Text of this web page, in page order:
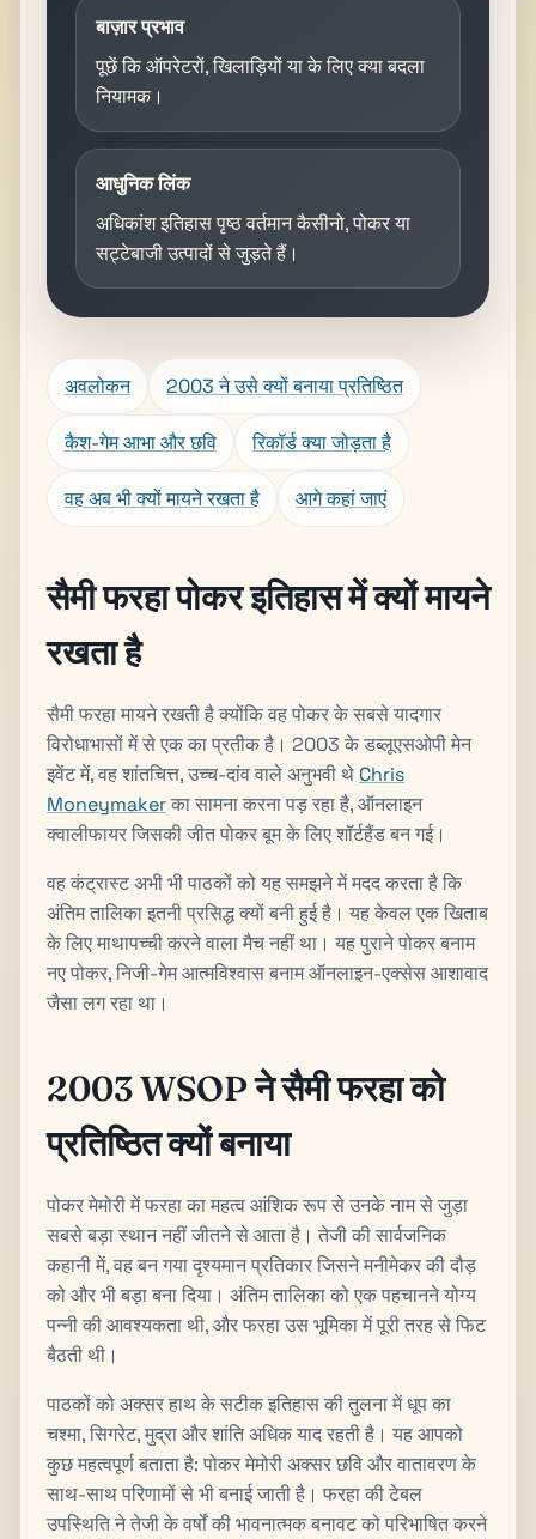
बाज़ार प्रभाव
पूछें कि ऑपरेटरों, खिलाड़ियों या के लिए क्या बदला
नियामक।
आधुनिक लिंक
अधिकांश इतिहास पृष्ठ वर्तमान कैसीनो, पोकर या
सट्टेबाजी उत्पादों से जुड़ते हैं।
अवलोकन 2003 ने उसे क्यों बनाया प्रतिष्ठित
कैश-गेम आभा और छवि रिकॉर्ड क्या जोड़ता है
वह अब भी क्यों मायने रखता है आगे कहां जाएं
सैमी फरहा पोकर इतिहास में क्यों मायने
रखता है
सैमी फरहा मायने रखती है क्योंकि वह पोकर के सबसे यादगार
विरोधाभासों में से एक का प्रतीक है। 2003 के डब्लूएसओपी मेन
इवेंट में, वह शांतचित्त, उच्च-दांव वाले अनुभवी थे Chris
Moneymakerका सामना करना पड़ रहा है, ऑनलाइन
क्वालीफायर जिसकी जीत पोकर बूम के लिए शॉर्टहैंड बन गई।
वह कंट्रास्ट अभी भी पाठकों को यह समझने में मदद करता है कि
अंतिम तालिका इतनी प्रसिद्ध क्यों बनी हुई है। यह केवल एक खिताब
के लिए माथापच्ची करने वाला मैच नहीं था। यह पुराने पोकर बनाम
नए पोकर, निजी-गेम आत्मविश्वास बनाम ऑनलाइन-एक्सेस आशावाद
जैसा लग रहा था।
2003 WSOP ने सैमी फरहा को
प्रतिष्ठित क्यों बनाया
पोकर मेमोरी में फरहा का महत्व आंशिक रूप से उनके नाम से जुड़ा
सबसे बड़ा स्थान नहीं जीतने से आता है। तेजी की सार्वजनिक
कहानी में, वह बन गया दृश्यमान प्रतिकार जिसने मनीमेकर की दौड़
को और भी बड़ा बना दिया। अंतिम तालिका को एक पहचानने योग्य
पन्नी की आवश्यकता थी, और फरहा उस भूमिका में पूरी तरह से फिट
बैठती थी।
पाठकों को अक्सर हाथ के सटीक इतिहास की तुलना में धूप का
चश्मा, सिगरेट, मुद्रा और शांति अधिक याद रहती है। यह आपको
कुछ महत्वपूर्ण बताता है: पोकर मेमोरी अक्सर छवि और वातावरण के
साथ-साथ परिणामों से भी बनाई जाती है। फरहा की टेबल
उपस्थिति ने तेजी के वर्षों की भावनात्मक बनावट को परिभाषित करने